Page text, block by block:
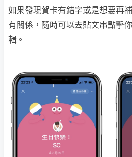
如果發現賀卡有錯字或是想要再
有關係，隨時可以去貼文串點擊
輯。